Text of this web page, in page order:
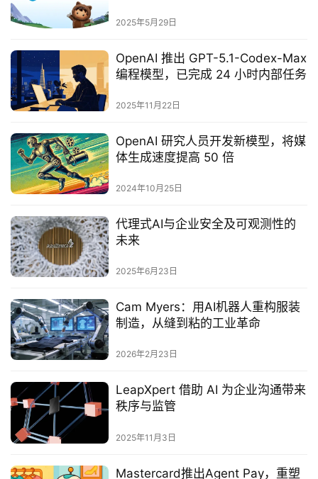
2025年5月29日
OpenAI 推出 GPT-5.1-Codex-Max
编程模型，已完成 24 小时内部任务
2025年11月22日
OpenAI 研究人员开发新模型，将媒
体生成速度提高 50 倍
2024年10月25日
代理式AI与企业安全及可观测性的
未来
2025年6月23日
Cam Myers：用AI机器人重构服装
制造，从缝到粘的工业革命
2026年2月23日
LeapXpert 借助 AI 为企业沟通带来
秩序与监管
2025年11月3日
Mastercard推出Agent Pay，重塑